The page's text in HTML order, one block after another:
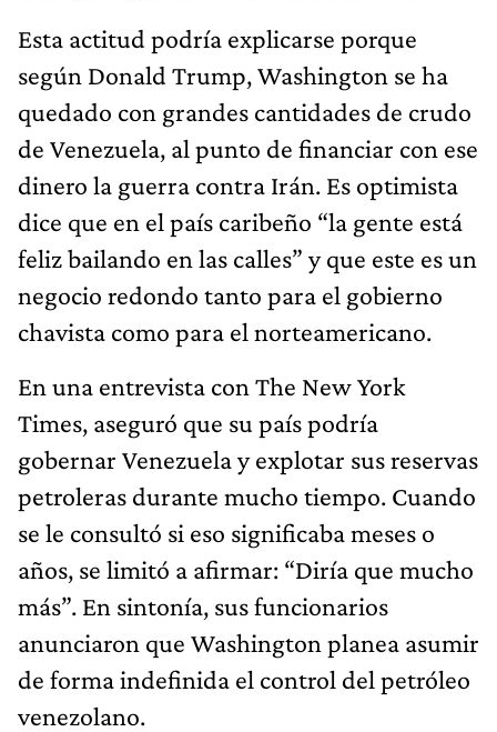
Esta actitud podría explicarse porque
según Donald Trump, Washington se ha
quedado con grandes cantidades de crudo
de Venezuela, al punto de financiar con ese
dinero la guerra contra Irán. Es optimista
dice que en el país caribeño “la gente está
feliz bailando en las calles” y que este es un
negocio redondo tanto para el gobierno
chavista como para el norteamericano.
En una entrevista con The New York
Times, aseguró que su país podría
gobernar Venezuela y explotar sus reservas
petroleras durante mucho tiempo. Cuando
se le consultó si eso significaba meses o
años, se limitó a afirmar: “Diría que mucho
más”. En sintonía, sus funcionarios
anunciaron que Washington planea asumir
de forma indefinida el control del petróleo
venezolano.